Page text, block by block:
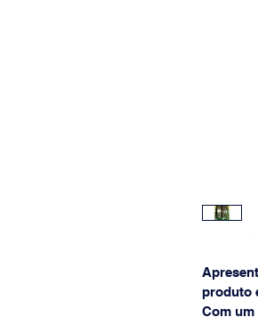
produto
Com um